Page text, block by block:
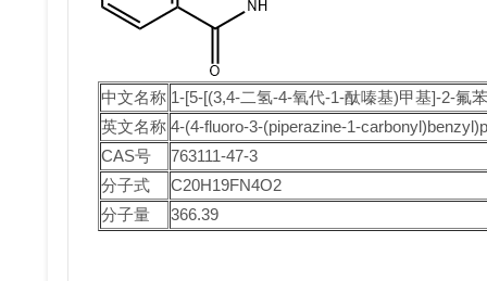
中文名称 1-[5-[(3,4-二氢-4-氧代-1-酞嗪基)甲基]-2-氟
英文名称 4-(4-fluoro-3-(piperazine-1-
CAS号
763111-47-3
分子式
C20H19FN4O2
分子量
366.39